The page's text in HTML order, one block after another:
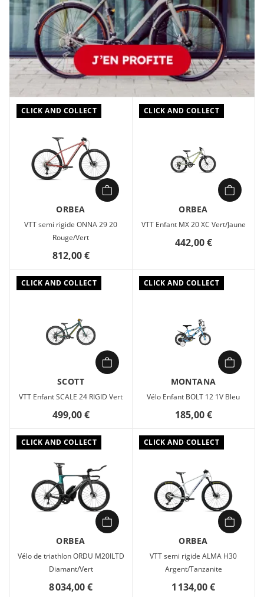
CLICK AND COLLECT
ORBEA
VTT semi rigide ONNA 29 20
Rouge/Vert
812,00 €
CLICK AND COLLECT
ORBEA
VTT Enfant MX 20 XC Vert/Jaune
442,00 €
CLICK AND COLLECT
SCOTT
VTT Enfant SCALE 24 RIGID Vert
499,00 €
CLICK AND COLLECT
MONTANA
Vélo Enfant BOLT 12 1V Bleu
185,00 €
CLICK AND COLLECT
ORBEA
Vélo de triathlon ORDU M20ILTD
Diamant/Vert
8 034,00 €
CLICK AND COLLECT
ORBEA
VTT semi rigide ALMA H30
Argent/Tanzanite
1 134,00 €